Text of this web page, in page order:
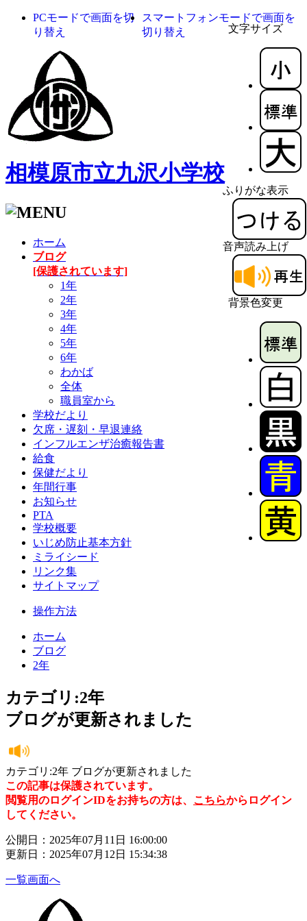
文字サイズ
ふりがな表示
音声読み上げ
背景色変更
PCモードで画面を切
り替え
スマートフォンモードで画面を
切り替え
相模原市立九沢小学校
ホーム
ブログ
[保護されています]
1年
2年
3年
4年
5年
6年
わかば
全体
職員室から
学校だより
欠席・遅刻・早退連絡
インフルエンザ治癒報告書
給食
保健だより
年間行事
お知らせ
PTA
学校概要
いじめ防止基本方針
ミライシード
リンク集
サイトマップ
操作方法
ホーム
ブログ
2年
カテゴリ:2年
ブログが更新されました
カテゴリ:2年 ブログが更新されました
この記事は保護されています。
閲覧用のログインIDをお持ちの方は、 こちらからログイン
してください。
公開日：2025年07月11日 16:00:00
更新日：2025年07月12日 15:34:38
一覧画面へ